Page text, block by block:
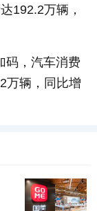
192.2万辆，
码，汽车消费
万辆，同比增